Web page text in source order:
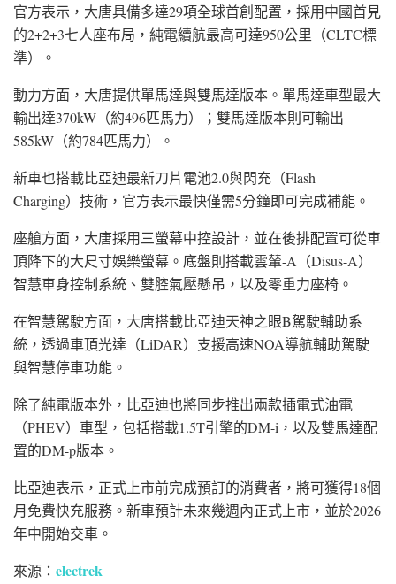
官方表示，大唐具備多達29項全球首創配置，採用中國首見
的2+2+3七人座布局，純電續航最高可達950公里（CLTC標
準）。
動力方面，大唐提供單馬達與雙馬達版本。單馬達車型最大
輸出達370kW（約496匹馬力）；雙馬達版本則可輸出
585kW（約784匹馬力）。
新車也搭載比亞迪最新刀片電池2.0與閃充（Flash
Charging）技術，官方表示最快僅需5分鐘即可完成補能。
座艙方面，大唐採用三螢幕中控設計，並在後排配置可從車
頂降下的大尺寸娛樂螢幕。底盤則搭載雲輦-A（Disus-A）
智慧車身控制系統、雙腔氣壓懸吊，以及零重力座椅。
在智慧駕駛方面，大唐搭載比亞迪天神之眼B駕駛輔助系
統，透過車頂光達（LiDAR）支援高速NOA導航輔助駕駛
與智慧停車功能。
除了純電版本外，比亞迪也將同步推出兩款插電式油電
（PHEV）車型，包括搭載1.5T引擎的DM-i，以及雙馬達配
置的DM-p版本。
比亞迪表示，正式上市前完成預訂的消費者，將可獲得18個
月免費快充服務。新車預計未來幾週內正式上市，並於2026
年中開始交車。
來源： electrek